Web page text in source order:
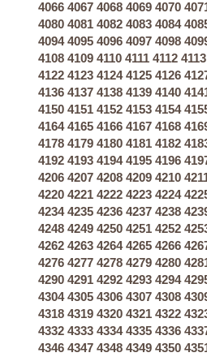
4066 4067 4068 4069 4070
4080 4081 4082 4083 4084
4094 4095 4096 4097 4098
4108 4109 4110 4111 4112 4113
4122 4123 4124 4125 4126
4136 4137 4138 4139 4140
4150 4151 4152 4153 4154
4164 4165 4166 4167 4168
4178 4179 4180 4181 4182
4192 4193 4194 4195 4196
4206 4207 4208 4209 4210
4220 4221 4222 4223 4224
4234 4235 4236 4237 4238
4248 4249 4250 4251 4252
4262 4263 4264 4265 4266
4276 4277 4278 4279 4280
4290 4291 4292 4293 4294
4304 4305 4306 4307 4308
4318 4319 4320 4321 4322
4332 4333 4334 4335 4336
4346 4347 4348 4349 4350